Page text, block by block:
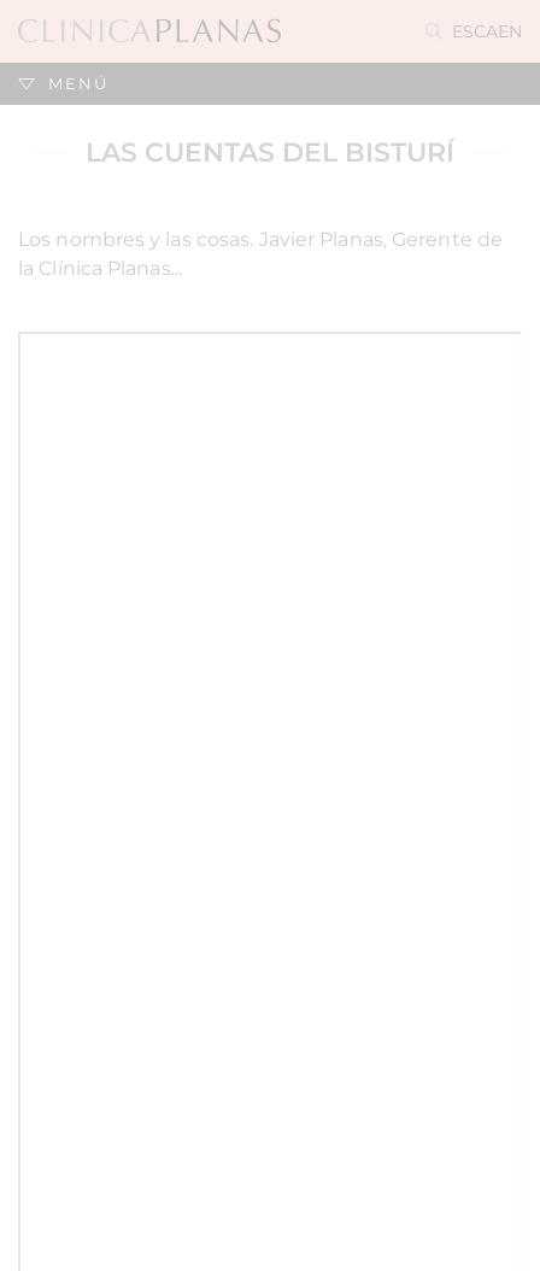
ESCAEN
MENÚ
LAS CUENTAS DEL BISTURÍ
Los nombres y las cosas. Javier Planas, Gerente de
la Clínica Planas...